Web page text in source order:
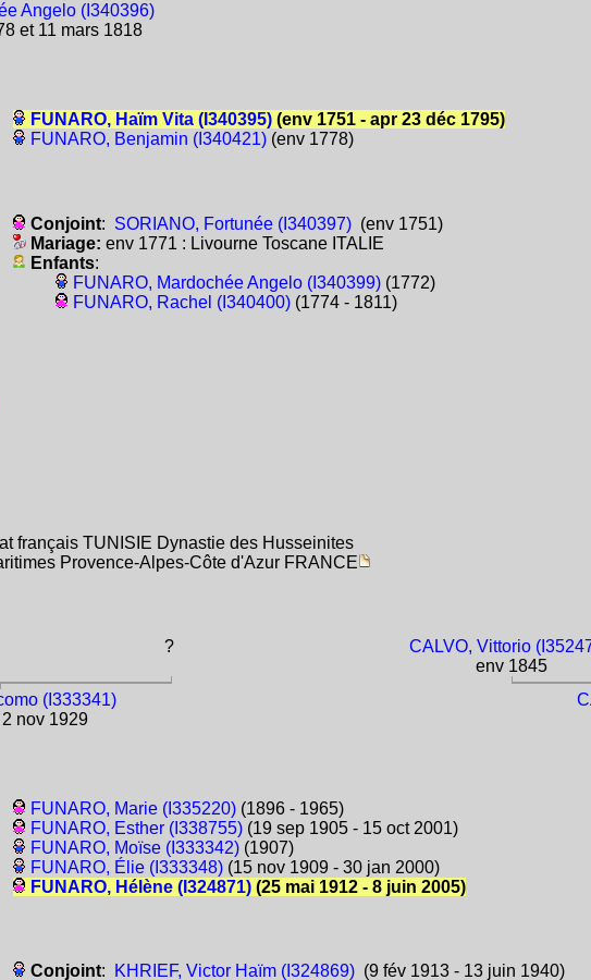
Angelo (I340396)
et 11 mars 1818
FUNARO, Haïm Vita (I340395) (env 1751 - apr 23 déc 1795)
FUNARO, Benjamin (I340421) (env 1778)
Conjoint: SORIANO, Fortunée (I340397) (env 1751)
Mariage:env 1771 : Livourne Toscane ITALIE
Enfants:
FUNARO, Mardochée Angelo (I340399) (1772)
FUNARO, Rachel (I340400) (1774 - 1811)
français TUNISIE Dynastie des Husseinites
Provence-Alpes-Côte d'Azur FRANCE
?
CALVO, Vittorio
env 1845
(I333341)
nov 1929
FUNARO, Marie (I335220) (1896 - 1965)
FUNARO, Esther (I338755) (19 sep 1905 - 15 oct 2001)
FUNARO, Moïse (I333342) (1907)
FUNARO, Élie (I333348) (15 nov 1909 - 30 jan 2000)
FUNARO, Hélène (I324871) (25 mai 1912 - 8 juin 2005)
Conjoint: KHRIEF, Victor Haïm (I324869) (9 fév 1913 - 13 juin 1940)